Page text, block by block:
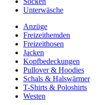
Unterwäsche
Anzüge
Freizeithemden
Freizeithosen
Jacken
Kopfbedeckungen
Pullover & Hoodies
Schals & Halswärmer
T-Shirts & Poloshirts
Westen